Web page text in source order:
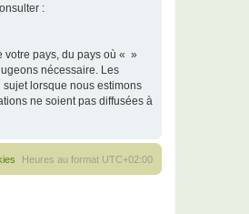
:
votre pays, du pays où « »
nécessaire. Les
lorsque nous estimons
ne soient pas diffusées à
Heures au format UTC+02:00